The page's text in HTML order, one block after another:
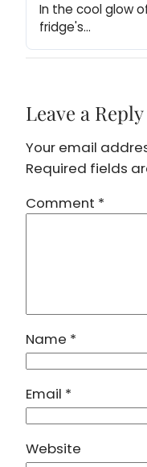
In the cool glow
fridge's…
Leave a Reply
Your email
Required fields
Comment *
Name *
Email *
Website